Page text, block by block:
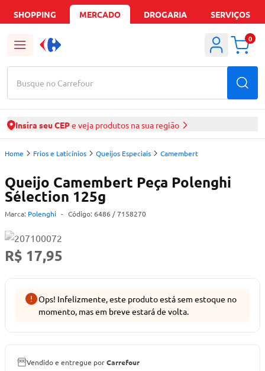
SHOPPING MERCADO DROGARIA SERVIÇOS
Busque no Carrefour
0
Insira seu CEPe veja produtos na sua região
Home Frios e Laticínios Queijos Especiais Camembert
Queijo Camembert Peça Polenghi
Sélection 125g
Marca: Polenghi - Código: 6486 / 7158270
R$ 17,95
Ops! Infelizmente, este produto está sem estoque no
momento, mas em breve estará de volta.
Vendido e entregue porCarrefour